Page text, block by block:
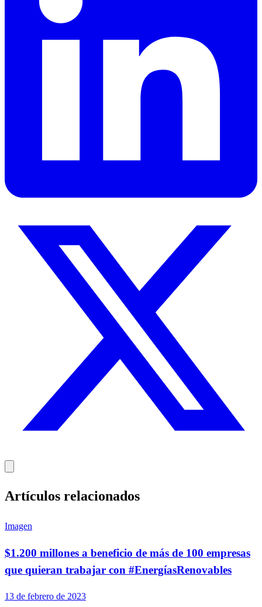
Artículos relacionados
Imagen
$1.200 millones a beneficio de más de 100 empresas
que quieran trabajar con #EnergíasRenovables
13 de febrero de 2023